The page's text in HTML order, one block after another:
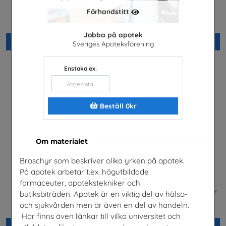
Förhandstitt
Jobba på apotek
Sveriges Apoteksförening
Enstaka ex.
Beställ 0kr
Om materialet
Broschyr som beskriver olika yrken på apotek.
På apotek arbetar t.ex. högutbildade
farmaceuter, apotekstekniker och
butiksbiträden. Apotek är en viktig del av hälso-
och sjukvården men är även en del av handeln.
Här finns även länkar till vilka universitet och
Arabiska
Installatörsföretagen Service i
Sverige AB
Beställ 0kr Beställ 0kr
Fordonstekniker
Volkswagen Group Sverige
Betald praktik som ingenjör
(Plansch)
Tekniksprånget